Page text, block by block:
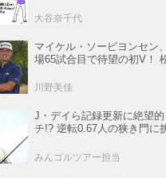
大谷奈千代
マイケル・ソービヨンセン
場65試合目で待望の初V！ 松
【米男子ツアー】
川野美佳
J・デイら記録更新に絶望的
チ!? 逆転0.67人の狭き門に
ー】
みんゴルツアー担当